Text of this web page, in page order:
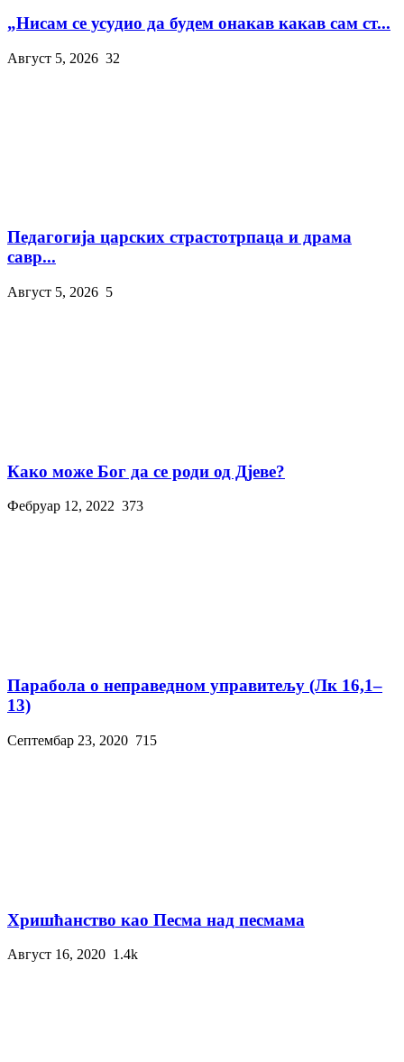
„Нисам се усудио да будем онакав какав сам ст...
Август 5, 2026 32
Педагогија царских страстотрпаца и драма
савр...
Август 5, 2026 5
Како може Бог да се роди од Дјеве?
Фебруар 12, 2022 373
Парабола о неправедном управитељу (Лк 16,1–
13)
Септембар 23, 2020 715
Хришћанство као Песма над песмама
Август 16, 2020 1.4k